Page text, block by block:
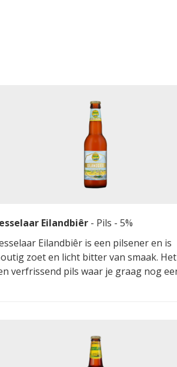
Eilandbiêr - Pils - 5%
Eilandbiêr is een pilsener en is
zoet en licht bitter van smaak.
verfrissend pils waar je graag nog